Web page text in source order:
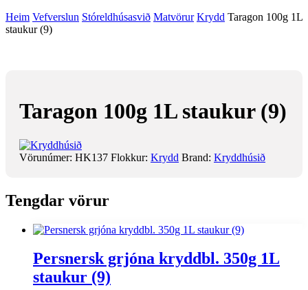
Heim Vefverslun Stóreldhúsasvið Matvörur Krydd Taragon 100g 1L
staukur (9)
Taragon 100g 1L staukur (9)
Vörunúmer: HK137 Flokkur: Krydd Brand: Kryddhúsið
Tengdar vörur
Persnersk grjóna kryddbl. 350g 1L
staukur (9)